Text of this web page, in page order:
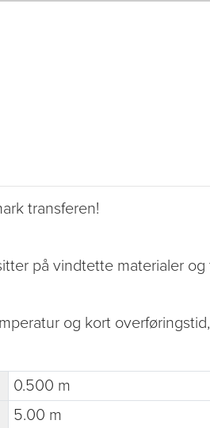
transferen!
på vindtette materialer
og kort
0.500 m
5.00 m